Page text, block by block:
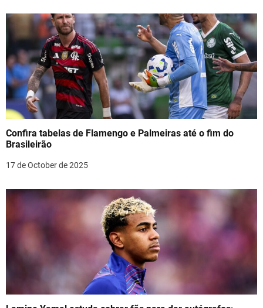
n
Confira tabelas de Flamengo e Palmeiras até o fim do
Brasileirão
17 de October de 2025